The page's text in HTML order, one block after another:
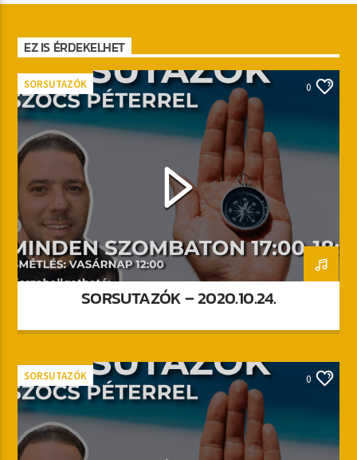
EZ IS ÉRDEKELHET
SORSUTAZÓK 0
SORSUTAZÓK – 2020.10.24.
SORSUTAZÓK 0